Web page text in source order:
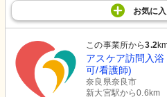
お気に入
この事業所から3.2
アスケア訪問入
可/看護師)
奈良県奈良市
新大宮駅から0.6km